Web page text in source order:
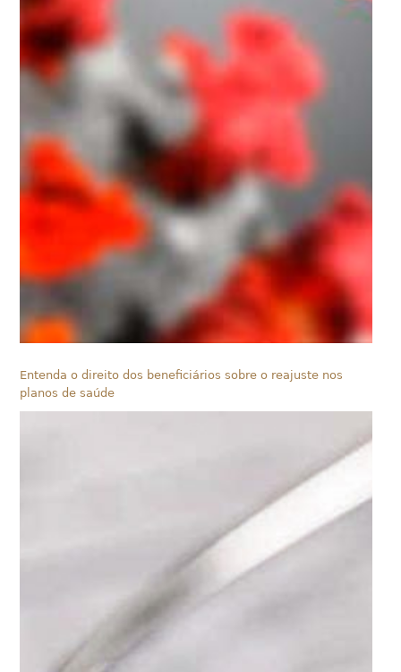
Entenda o direito dos beneficiários sobre o reajuste nos
planos de saúde